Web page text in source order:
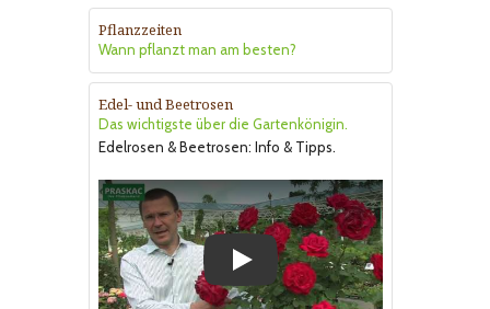
Pflanzzeiten
Wann pflanzt man am besten?
Edel- und Beetrosen
Das wichtigste über die Gartenkönigin.
Edelrosen & Beetrosen: Info & Tipps.